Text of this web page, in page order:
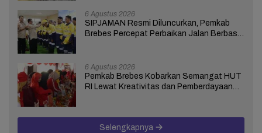
6 Agustus 2026
SIPJAMAN Resmi Diluncurkan, Pemkab
Brebes Percepat Perbaikan Jalan Berbasis
6 Agustus 2026
Pemkab Brebes Kobarkan Semangat HUT
RI Lewat Kreativitas dan Pemberdayaan
Selengkapnya